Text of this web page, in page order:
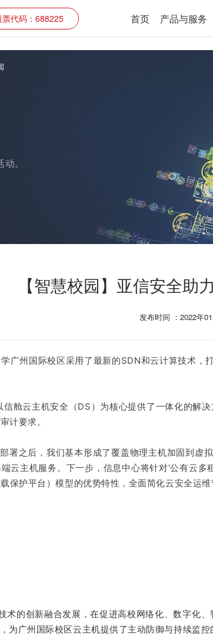
票代码：688225 首页 产品与服务
。
【智慧校园】亚信安全
发布时间 ：2022年
广州国际校区采用了最新的SDN和云计算技术，
信舱云主机安全（DS）为核心提供了一体化的解
计要求。
署之后，我们基本形成了覆盖物理主机加固到虚
云主机服务。下一步，信息中心将针对‘公有云
保护平台）模型的优势特性，全面简化云安全运维
术的创新融合发展，在促进高校网络化、数字化
为广州国际校区云主机提供了主动防御与持续监控